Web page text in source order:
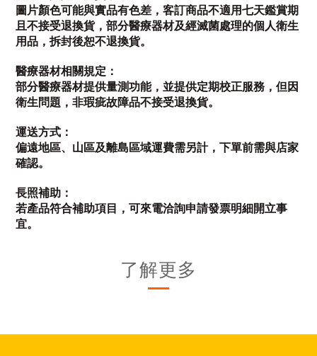
圖片顏色可能與實品有色差，客訂商品不適用七天鑑賞期
且不接受退換貨，部分醫療器材及經滅菌處理的個人衛生
用品，拆封後恕不退換貨。
醫療器材相關規定：
部分醫療器材提供量測功能，並提供定期校正服務，但因
衛生問題，非瑕疵故障品不接受退換貨。
運送方式：
偏遠地區、山區及離島區域運費需另計，下單前需與店家
確認。
長照補助：
若產品符合補助項目，可來電洽詢申請發票明細開立事
宜。
了解更多